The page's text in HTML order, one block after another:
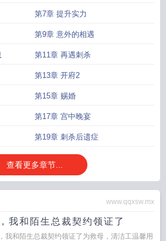
第7章 提升实力
第9章 意外的相遇
第11章 再遇刺杀
第13章 开府2
第15章 赐婚
第17章 宫中晚宴
第19章 刺杀后遗症
查看更多章节...
www.qqxsw.mx
我和陌生总裁契约领证了
我和陌生总裁契约领证了为救母，清洁工温馨用